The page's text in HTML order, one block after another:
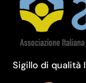
Sigillo di qualità